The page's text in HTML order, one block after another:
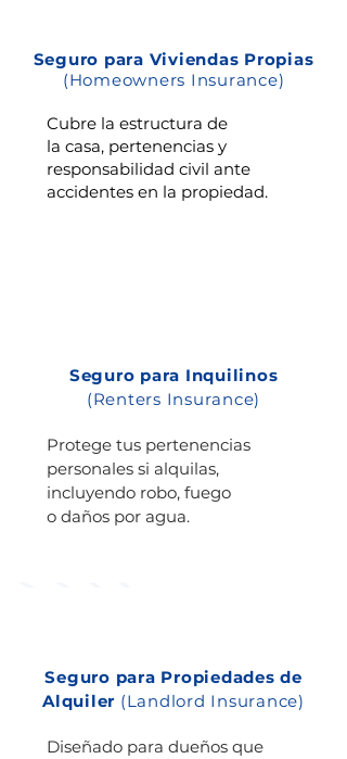
Seguro para Viviendas Propias
(Homeowners Insurance)
Cubre la estructura de
la casa, pertenencias y
responsabilidad civil ante
accidentes en la propiedad.
Seguro para Inquilinos
(Renters Insurance)
Protege tus pertenencias
personales si alquilas,
incluyendo robo, fuego
o daños por agua.
Seguro para Propiedades de
Alquiler (Landlord Insurance)
Diseñado para dueños que